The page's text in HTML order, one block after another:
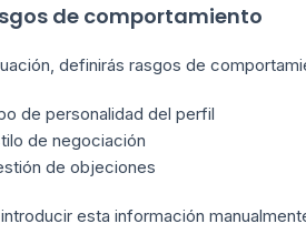
de comportamiento
definirás rasgos de
de personalidad del perfil
de negociación
de objeciones
esta información